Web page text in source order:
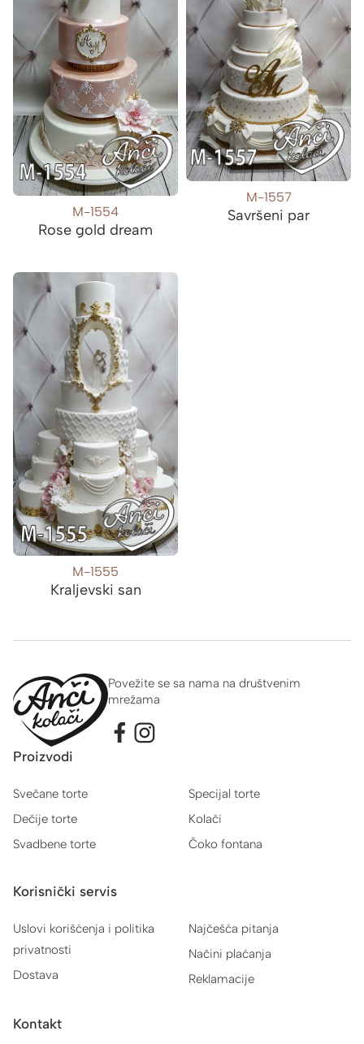
M-1554
Rose gold dream
M-1557
Savršeni par
M-1555
Kraljevski san
Povežite se sa nama na društvenim
mrežama
Proizvodi
Svečane torte
Dečije torte
Svadbene torte
Specijal torte
Kolači
Čoko fontana
Korisnički servis
Uslovi korišćenja i politika
privatnosti
Dostava
Najčešća pitanja
Načini plaćanja
Reklamacije
Kontakt